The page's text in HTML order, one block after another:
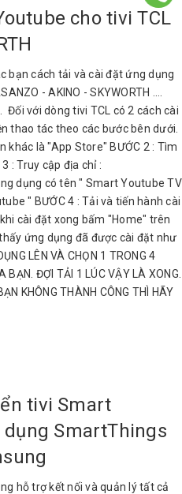
cho tivi TCL
bạn cách tải và cài đặt ứng dụng
- AKINO - SKYWORTH ....
Đối với dòng tivi TCL có 2 cách cài
thao tác theo các bước bên dưới.
khác là "App Store" BƯỚC 2 : Tìm
: Truy cập địa chỉ :
dụng có tên " Smart Youtube TV
" BƯỚC 4 : Tải và tiến hành cài
cài đặt xong bấm "Home" trên
ứng dụng đã được cài đặt như
LÊN VÀ CHỌN 1 TRONG 4
BẠN. ĐỢI TẢI 1 LÚC VẬY LÀ XONG.
KHÔNG THÀNH CÔNG THÌ HÃY
tivi Smart
SmartThings
hỗ trợ kết nối và quản lý tất cả